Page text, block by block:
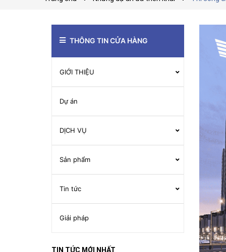
THÔNG TIN CỬA HÀNG
GIỚI THIỆU
Dự án
DỊCH VỤ
Sản phẩm
Tin tức
Giải pháp
TIN TỨC MỚI NHẤT